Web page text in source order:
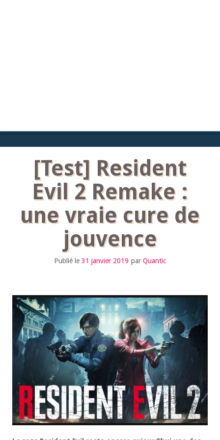
[Test] Resident
Evil 2 Remake :
une vraie cure de
jouvence
Publié le 31 janvier 2019 par Quantic